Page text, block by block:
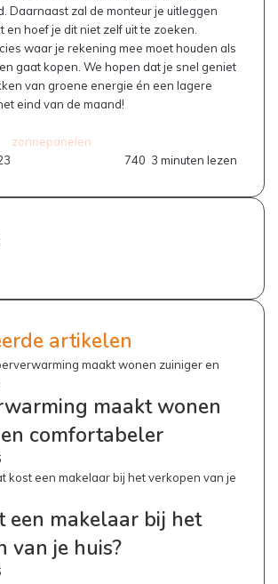
Daarnaast zal de monteur je uitleggen
en hoef je dit niet zelf uit te zoeken.
waar je rekening mee moet houden als
gaat kopen. We hopen dat je snel geniet
van groene energie én een lagere
eind van de maand!
zonnepanelen
740 3 minuten lezen
artikelen
maakt wonen
comfortabeler
een makelaar bij het
van je huis?